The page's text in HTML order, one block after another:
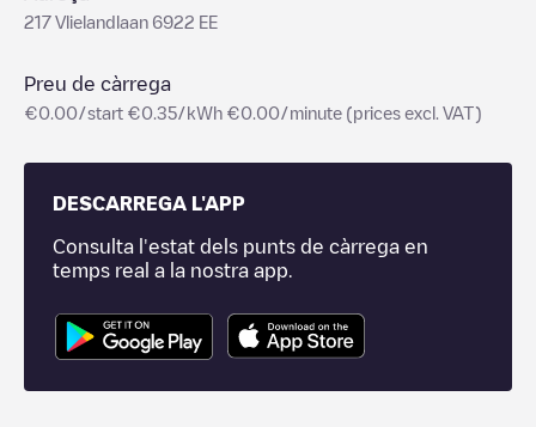
217 Vlielandlaan 6922 EE
Preu de càrrega
€0.00/start €0.35/kWh €0.00/minute (prices excl. VAT)
DESCARREGA L'APP
Consulta l'estat dels punts de càrrega en
temps real a la nostra app.